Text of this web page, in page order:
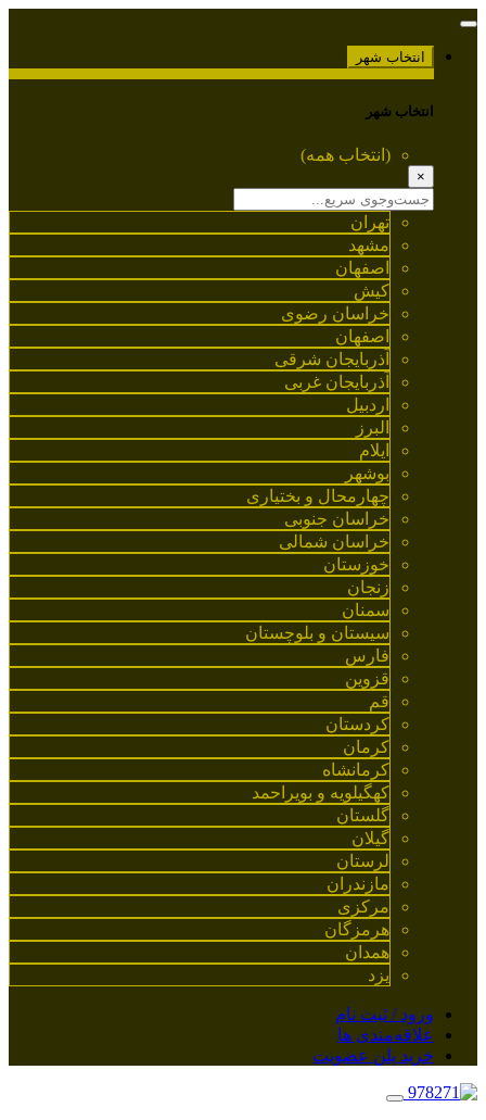
انتخاب شهر
انتخاب شهر
(انتخاب همه)
×
تهران
مشهد
اصفهان
کیش
خراسان رضوی
اصفهان
آذربایجان شرقی
آذربایجان غربی
اردبیل
البرز
ایلام
بوشهر
چهارمحال و بختیاری
خراسان جنوبی
خراسان شمالی
خوزستان
زنجان
سمنان
سیستان و بلوچستان
فارس
قزوین
قم
کردستان
کرمان
کرمانشاه
کهگیلویه و بویراحمد
گلستان
گیلان
لرستان
مازندران
مرکزی
هرمزگان
همدان
یزد
ورود / ثبت نام
علاقه‌مندی ها
خرید پلن عضویت